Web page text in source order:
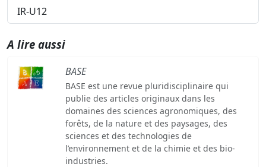
IR-U12
A lire aussi
BASE
BASE est une revue pluridisciplinaire qui
publie des articles originaux dans les
domaines des sciences agronomiques, des
forêts, de la nature et des paysages, des
sciences et des technologies de
l’environnement et de la chimie et des bio-
industries.